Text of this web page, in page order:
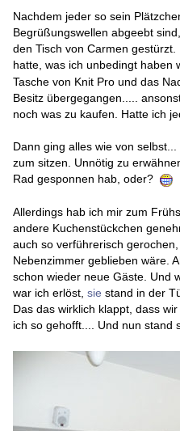
Nachdem jeder so sein
Begrüßungswellen abgeebt
den Tisch von Carmen
hatte, was ich unbedingt haben
Tasche von Knit Pro und das
Besitz übergegangen.....
noch was zu kaufen. Hatte ich
Dann ging alles wie von
zum sitzen. Unnötig zu
Rad gesponnen hab, oder?
Allerdings hab ich mir zum
andere Kuchenstückchen
auch so verführerisch
Nebenzimmer geblieben wäre.
schon wieder neue Gäste. Und
war ich erlöst, sie stand in der
Das das wirklich klappt, dass
ich so gehofft.... Und nun stand